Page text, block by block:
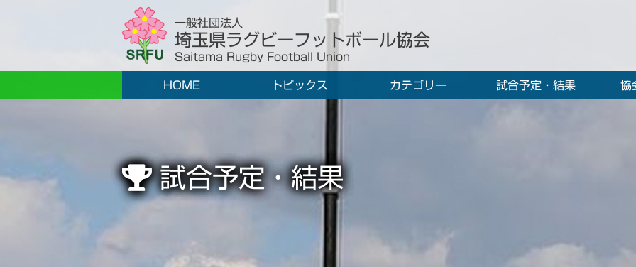
一般社団法人
埼玉県ラグビーフットボール協会
Saitama Rugby Football Union
HOME トピックス カテゴリー 試合予定・結果 協
試合予定・結果